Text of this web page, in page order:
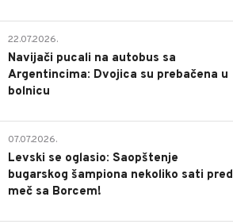
22.07.2026.
Navijači pucali na autobus sa
Argentincima: Dvojica su prebačena u
bolnicu
07.07.2026.
Levski se oglasio: Saopštenje
bugarskog šampiona nekoliko sati pred
meč sa Borcem!